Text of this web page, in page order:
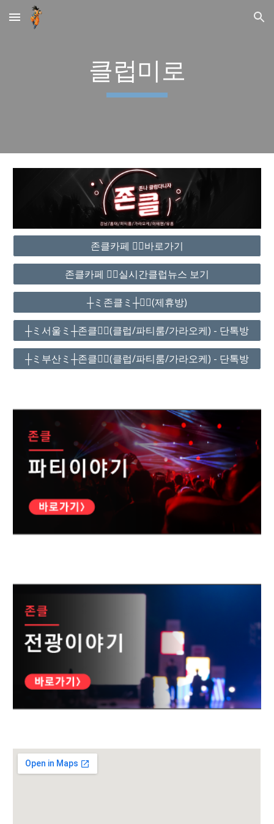
Skip to main content Skip to navigation
클럽미로
존클카페 ❤️‍🔥바로가기
존클카페 ❤️‍🔥실시간클럽뉴스 보기
┼ミ존클ミ┼❤️‍🔥(제휴방)
┼ミ서울ミ┼존클❤️‍🔥(클럽/파티룸/가라오케) - 단톡방
┼ミ부산ミ┼존클❤️‍🔥(클럽/파티룸/가라오케) - 단톡방